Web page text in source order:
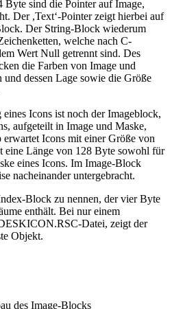
sind die Pointer auf Image,
Der ,Text‘-Pointer zeigt hierbei auf
Der String-Block wiederum
welche nach C-
Wert Null getrennt sind. Des
die Farben von Image und
dessen Lage sowie die Größe
Icons ist noch der Imageblock,
aufgeteilt in Image und Maske,
erwartet Icons mit einer Größe von
eine Länge von 128 Byte sowohl für
eines Icons. Im Image-Block
nacheinander untergebracht.
Block zu nennen, der vier Byte
enthält. Bei nur einem
Datei, zeigt der
Objekt.
des Image-Blocks